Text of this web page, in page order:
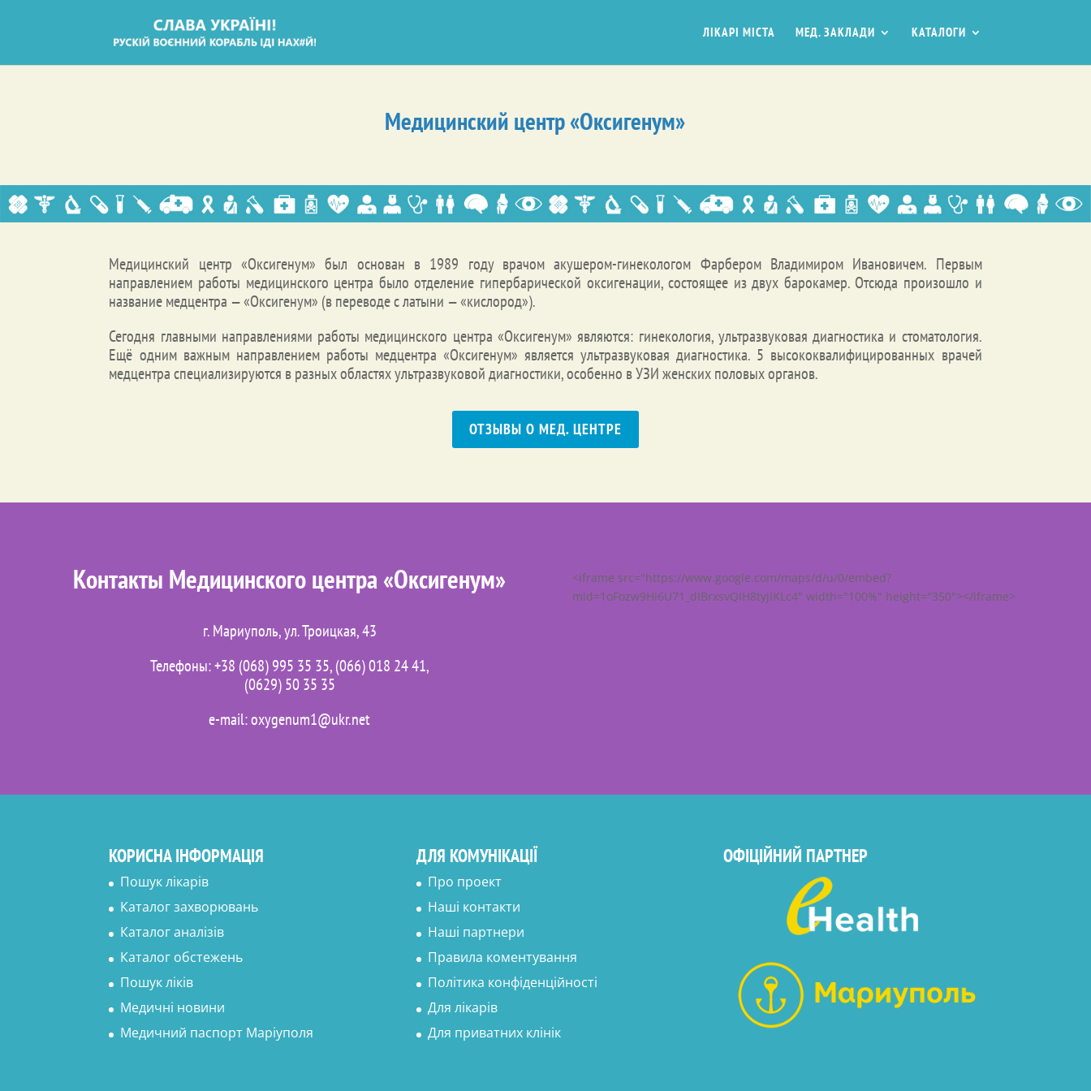
ЛІКАРІ МІСТА МЕД. ЗАКЛАДИ КАТАЛОГИ
Медицинский центр «Оксигенум»
Медицинский центр «Оксигенум» был основан в 1989 году врачом акушером-гинекологом Фарбером Владимиром Ивановичем. Первым
направлением работы медицинского центра было отделение гипербарической оксигенации, состоящее из двух барокамер. Отсюда произошло и
название медцентра — «Оксигенум» (в переводе с латыни — «кислород»).
Сегодня главными направлениями работы медицинского центра «Оксигенум» являются: гинекология, ультразвуковая диагностика и стоматология.
Ещё одним важным направлением работы медцентра «Оксигенум» является ультразвуковая диагностика. 5 высококвалифицированных врачей
медцентра специализируются в разных областях ультразвуковой диагностики, особенно в УЗИ женских половых органов.
ОТЗЫВЫ О МЕД. ЦЕНТРЕ
Контакты Медицинского центра «Оксигенум»
г. Мариуполь, ул. Троицкая, 43
Телефоны: +38 (068) 995 35 35, (066) 018 24 41,
(0629) 50 35 35
e-mail: oxygenum1@ukr.net
<iframe src="https://www.google.com/maps/d/u/0/embed?
mid=1oFozw9Hi6U71_dIBrxsvQIH8tyjIKLc4" width="100%" height="350"></iframe>
КОРИСНА ІНФОРМАЦІЯ
Пошук лікарів
Каталог захворювань
Каталог аналізів
Каталог обстежень
Пошук ліків
Медичні новини
Медичний паспорт Маріуполя
ДЛЯ КОМУНІКАЦІЇ
Про проект
Наші контакти
Наші партнери
Правила коментування
Політика конфіденційності
Для лікарів
Для приватних клінік
ОФІЦІЙНИЙ ПАРТНЕР